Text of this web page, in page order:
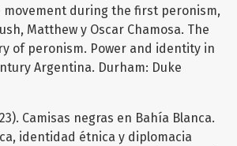
during the first peronism,
Matthew y Oscar Chamosa. The
of peronism. Power and identity in
Argentina. Durham: Duke
Camisas negras en Bahía Blanca.
identidad étnica y diplomacia